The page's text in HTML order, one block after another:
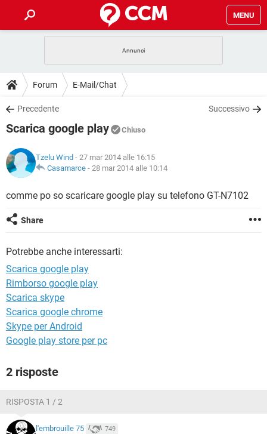
MENU
INTRATTENIMENTO
iOS
INSTAGRAM WHATSAPP
TIKTOK
HARDWARE
GUIDE
COVID-19
INSTAGRAM WHATSAPP
TIKTOK
HARDWARE
DOWNLOAD
COVID-19 GAMING
INTRATTENIMENTO
iOS WINDOWS 10
WHATSAPP
COVID-19 GAMING
INTRATTENIMENTO
iOS WINDOWS 10
INSTAGRAM
GLOSSARIO
GAMING
INSTAGRAM
TIKTOK
Forum E-Mail/Chat
Precedente Successivo
Scarica google play Chiuso
Tzelu Wind - 27 mar 2014 alle 16:15
Casamarce - 28 mar 2014 alle 10:14
comme po so scaricare google play su telefono GT-N7102
Share
Potrebbe anche interessarti:
Scarica google play
Rimborso google play
Scarica skype
Scarica google chrome
Skype per Android
Google play store per pc
2 risposte
RISPOSTA 1 / 2
l'embrouille 75 749